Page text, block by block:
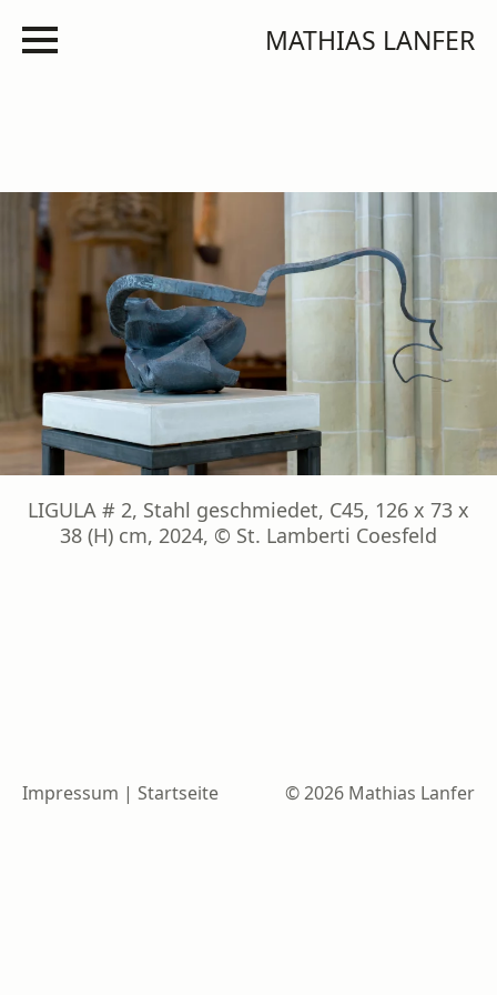
MATHIAS LANFER
LIGULA # 2, Stahl geschmiedet, C45, 126 x 73 x
38 (H) cm, 2024, © St. Lamberti Coesfeld
Impressum | Startseite © 2026 Mathias Lanfer